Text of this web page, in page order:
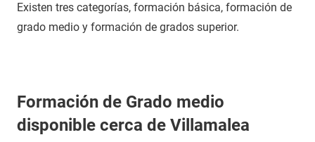
Existen tres categorías, formación básica, formación de
grado medio y formación de grados superior.
Formación de Grado medio
disponible cerca de Villamalea